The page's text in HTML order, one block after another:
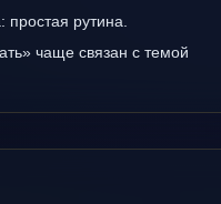
простая рутина.
чаще связан с темой